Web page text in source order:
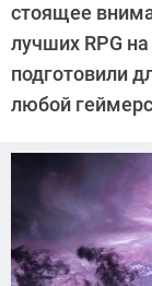
стоящее
лучших RPG
подготовили
любой